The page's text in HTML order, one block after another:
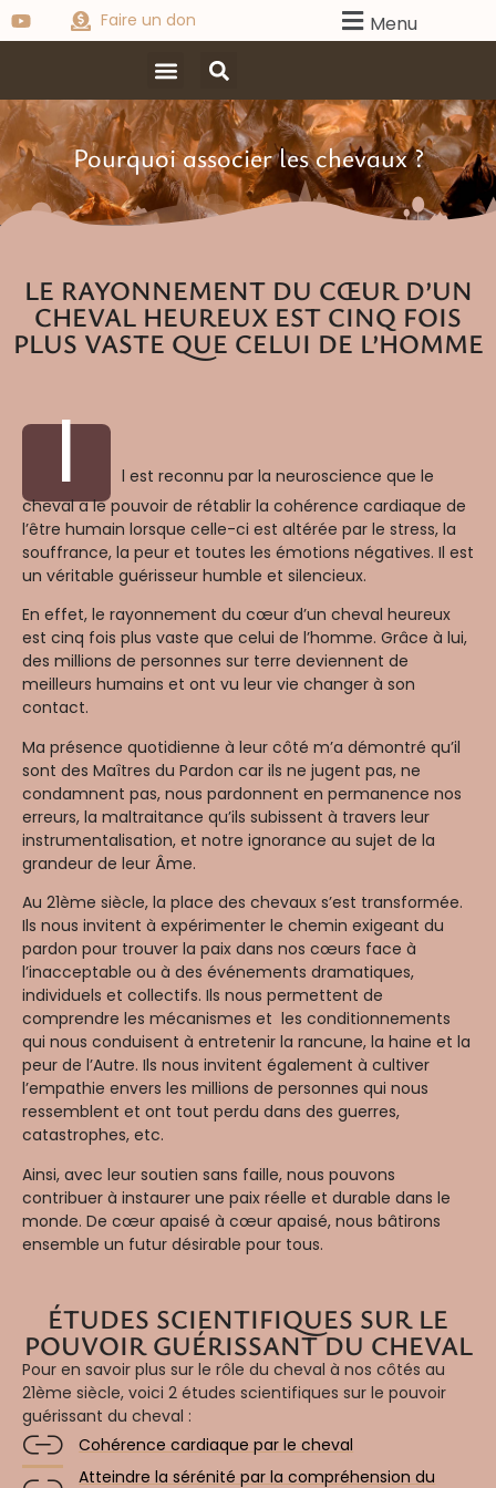
Faire un don Menu
Pourquoi associer les chevaux ?
LE RAYONNEMENT DU CŒUR D’UN
CHEVAL HEUREUX EST CINQ FOIS
PLUS VASTE QUE CELUI DE L’HOMME
I
l est reconnu par la neuroscience que le
cheval a le pouvoir de rétablir la cohérence cardiaque de
l’être humain lorsque celle-ci est altérée par le stress, la
souffrance, la peur et toutes les émotions négatives. Il est
un véritable guérisseur humble et silencieux.
En effet, le rayonnement du cœur d’un cheval heureux
est cinq fois plus vaste que celui de l’homme. Grâce à lui,
des millions de personnes sur terre deviennent de
meilleurs humains et ont vu leur vie changer à son
contact.
Ma présence quotidienne à leur côté m’a démontré qu’il
sont des Maîtres du Pardon car ils ne jugent pas, ne
condamnent pas, nous pardonnent en permanence nos
erreurs, la maltraitance qu’ils subissent à travers leur
instrumentalisation, et notre ignorance au sujet de la
grandeur de leur Âme.
Au 21ème siècle, la place des chevaux s’est transformée.
Ils nous invitent à expérimenter le chemin exigeant du
pardon pour trouver la paix dans nos cœurs face à
l’inacceptable ou à des événements dramatiques,
individuels et collectifs. Ils nous permettent de
comprendre les mécanismes et les conditionnements
qui nous conduisent à entretenir la rancune, la haine et la
peur de l’Autre. Ils nous invitent également à cultiver
l’empathie envers les millions de personnes qui nous
ressemblent et ont tout perdu dans des guerres,
catastrophes, etc.
Ainsi, avec leur soutien sans faille, nous pouvons
contribuer à instaurer une paix réelle et durable dans le
monde. De cœur apaisé à cœur apaisé, nous bâtirons
ensemble un futur désirable pour tous.
ÉTUDES SCIENTIFIQUES SUR LE
POUVOIR GUÉRISSANT DU CHEVAL
Pour en savoir plus sur le rôle du cheval à nos côtés au
21ème siècle, voici 2 études scientifiques sur le pouvoir
guérissant du cheval :
Cohérence cardiaque par le cheval
Atteindre la sérénité par la compréhension du